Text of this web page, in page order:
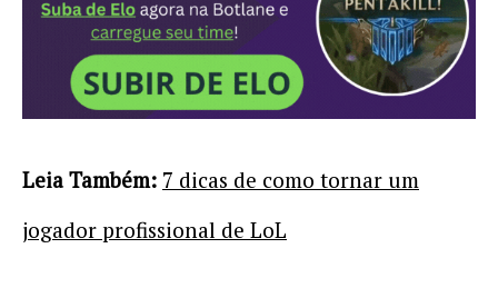
Leia Também: 7 dicas de como tornar um
jogador profissional de LoL